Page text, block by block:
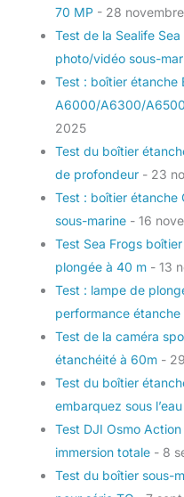
70 MP - 28
Test de la Sealife
photo/vidéo sous-
Test : boîtier étanche
A6000/A6300/A6500
2025
Test du boîtier
de profondeur - 23
Test : boîtier étanche
sous-marine - 16
Test Sea Frogs
plongée à 40 m - 13
Test : lampe de
performance étanche
Test de la caméra
étanchéité à 60m -
Test du boîtier
embarquez sous l’eau
Test DJI Osmo
immersion totale - 8
Test du boîtier sous-